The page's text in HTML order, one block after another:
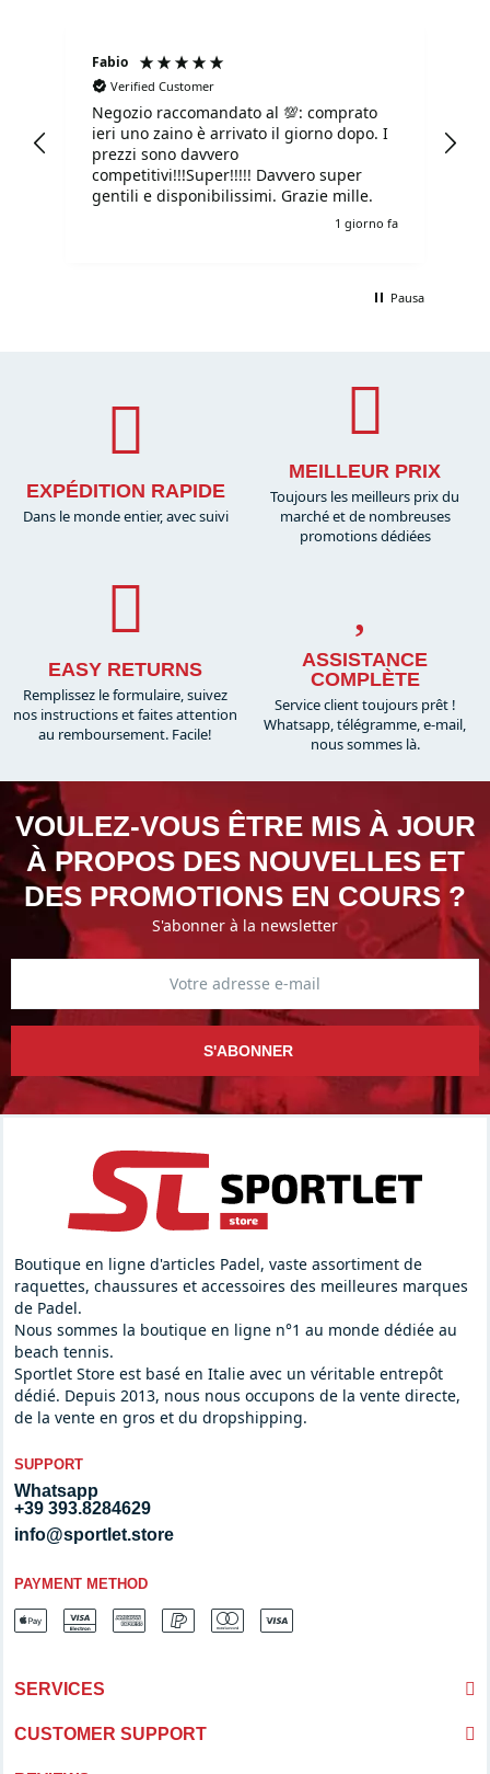
Fabio
Verified Customer
Negozio raccomandato al 💯: comprato
ieri uno zaino è arrivato il giorno dopo. I
prezzi sono davvero
competitivi!!!Super!!!!! Davvero super
gentili e disponibilissimi. Grazie mille.
1 giorno fa
Pausa
EXPÉDITION RAPIDE
Dans le monde entier, avec suivi
MEILLEUR PRIX
Toujours les meilleurs prix du
marché et de nombreuses
promotions dédiées
EASY RETURNS
Remplissez le formulaire, suivez
nos instructions et faites attention
au remboursement. Facile!
ASSISTANCE
COMPLÈTE
Service client toujours prêt !
Whatsapp, télégramme, e-mail,
nous sommes là.​
VOULEZ-VOUS ÊTRE MIS À JOUR
À PROPOS DES NOUVELLES ET
DES PROMOTIONS EN COURS ?
S'abonner à la newsletter
S'ABONNER
Boutique en ligne d'articles Padel, vaste assortiment de
raquettes, chaussures et accessoires des meilleures marques
de Padel.
Nous sommes la boutique en ligne n°1 au monde dédiée au
beach tennis.
Sportlet Store est basé en Italie avec un véritable entrepôt
dédié. Depuis 2013, nous nous occupons de la vente directe,
de la vente en gros et du dropshipping.
SUPPORT
Whatsapp
+39 393.8284629
info@sportlet.store
PAYMENT METHOD
SERVICES
CUSTOMER SUPPORT